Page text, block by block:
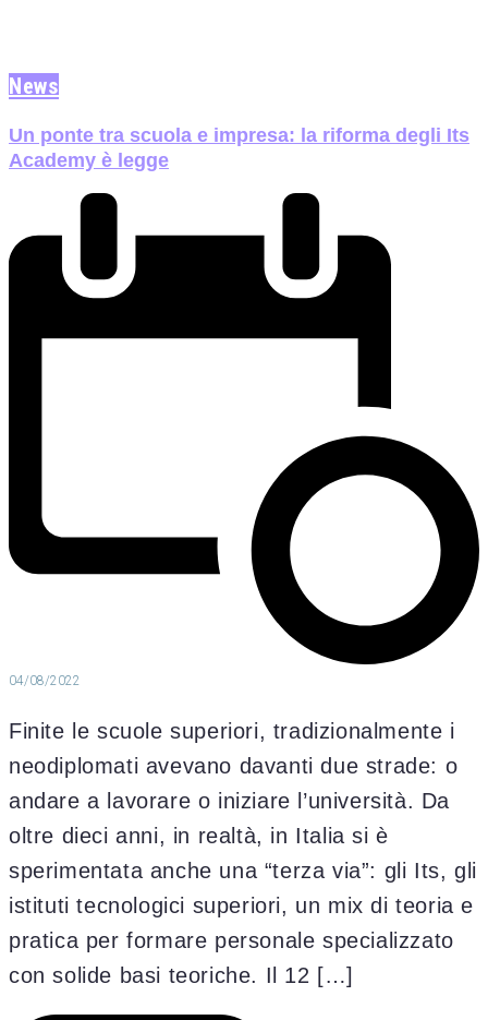
News
Un ponte tra scuola e impresa: la riforma degli Its
Academy è legge
04/08/2022
Finite le scuole superiori, tradizionalmente i
neodiplomati avevano davanti due strade: o
andare a lavorare o iniziare l’università. Da
oltre dieci anni, in realtà, in Italia si è
sperimentata anche una “terza via”: gli Its, gli
istituti tecnologici superiori, un mix di teoria e
pratica per formare personale specializzato
con solide basi teoriche. Il 12 […]